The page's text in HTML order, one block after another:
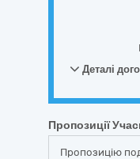
Деталі
Пропозиції
Пропозицію